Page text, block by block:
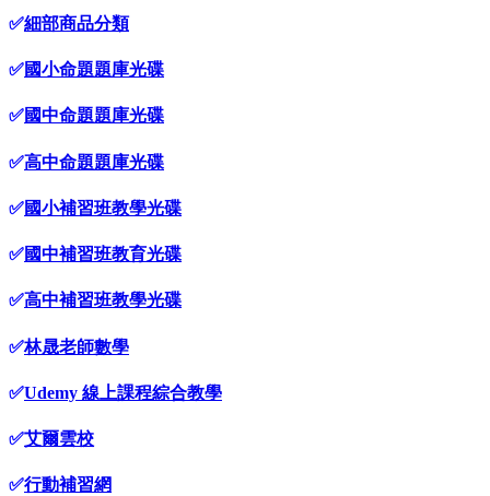
✅細部商品分類
✅國小命題題庫光碟
✅國中命題題庫光碟
✅高中命題題庫光碟
✅國小補習班教學光碟
✅國中補習班教育光碟
✅高中補習班教學光碟
✅林晟老師數學
✅Udemy 線上課程綜合教學
✅艾爾雲校
✅行動補習網